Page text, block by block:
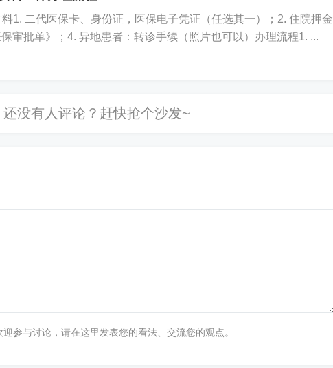
1. 二代医保卡、身份证，医保电子凭证（任选其一）；2. 住院押金
审批单》；4. 异地患者：转诊手续（照片也可以）办理流程1. ...
参与讨论，请在这里发表您的看法、交流您的观点。